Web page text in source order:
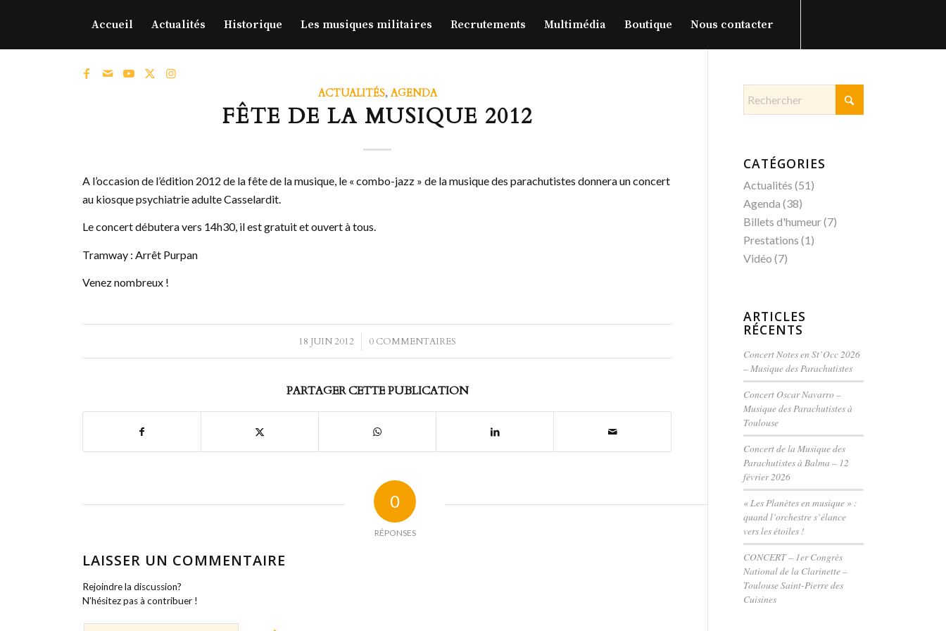
Accueil Actualités Historique Les musiques militaires Recrutements Multimédia Boutique Nous contacter
ACTUALITÉS, AGENDA
FÊTE DE LA MUSIQUE 2012
A l’occasion de l’édition 2012 de la fête de la musique, le « combo-jazz » de la musique des parachutistes donnera un concert
au kiosque psychiatrie adulte Casselardit.
Le concert débutera vers 14h30, il est gratuit et ouvert à tous.
Tramway : Arrêt Purpan
Venez nombreux !
18 JUIN 2012
/ 0 COMMENTAIRES
PARTAGER CETTE PUBLICATION
0
RÉPONSES
LAISSER UN COMMENTAIRE
Rejoindre la discussion?
N’hésitez pas à contribuer !
CATÉGORIES
Actualités (51)
Agenda (38)
Billets d'humeur(7)
Prestations (1)
Vidéo (7)
ARTICLES
RÉCENTS
Concert Notes en St’Occ 2026
– Musique des Parachutistes
Concert Oscar Navarro –
Musique des Parachutistes à
Toulouse
Concert de la Musique des
Parachutistes à Balma – 12
février 2026
« Les Planètes en musique » :
quand l’orchestre s’élance
vers les étoiles !
CONCERT – 1er Congrès
National de la Clarinette –
Toulouse Saint-Pierre des
Cuisines